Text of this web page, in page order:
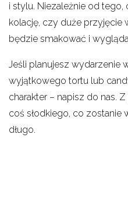
i stylu. Niezależnie od
kolację, czy duże przyjęcie
będzie smakować i
Jeśli planujesz wydarzenie
wyjątkowego tortu lub
charakter – napisz do nas.
coś słodkiego, co zostanie
długo.